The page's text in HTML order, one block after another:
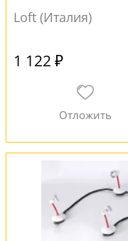
Loft (Италия)
1 122 ₽